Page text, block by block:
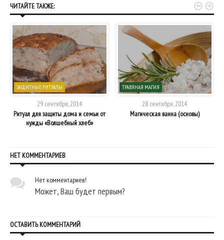
ЧИТАЙТЕ ТАКЖЕ:
ЗАЩИТНЫЕ РИТУАЛЫ
29 сентября, 2014
Ритуал для защиты дома и семьи от
нужды «Волшебный хлеб»
ТРАВЯНАЯ МАГИЯ
28 сентября, 2014
Магическая ванна (основы)
 
НЕТ КОММЕНТАРИЕВ
Нет комментариев!
Может, Ваш будет первым?
ОСТАВИТЬ КОММЕНТАРИЙ